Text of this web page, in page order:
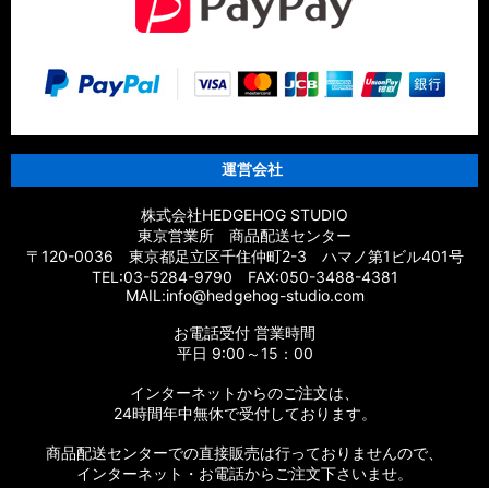
運営会社
株式会社HEDGEHOG STUDIO
東京営業所 商品配送センター
〒120-0036 東京都足立区千住仲町2-3 ハマノ第1ビル401号
TEL:03-5284-9790 FAX:050-3488-4381
MAIL:info@hedgehog-studio.com
お電話受付 営業時間
平日 9:00～15：00
インターネットからのご注文は、
24時間年中無休で受付しております。
商品配送センターでの直接販売は行っておりませんので、
インターネット・お電話からご注文下さいませ。